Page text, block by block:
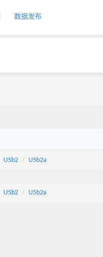
数据发布
U5b2 U5b2a
U5b2 U5b2a